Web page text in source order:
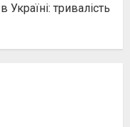
Україні: тривалість